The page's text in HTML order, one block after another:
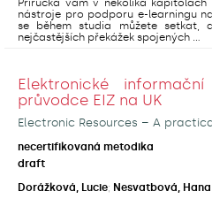
nástroje pro podporu e-learningu
se během studia můžete setkat,
nejčastějších překážek spojených ...
Elektronické
průvodce EIZ na UK
Electronic Resources – A
necertifikovaná metodika
draft
Dorážková, Lucie; Nesvatbová, Hana